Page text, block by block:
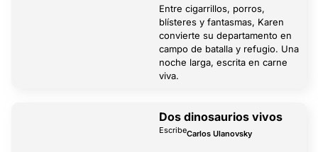
Entre cigarrillos, porros,
blísteres y fantasmas, Karen
convierte su departamento en
campo de batalla y refugio. Una
noche larga, escrita en carne
viva.
Dos dinosaurios vivos
EscribeCarlos Ulanovsky